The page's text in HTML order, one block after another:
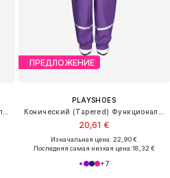
ПРЕДЛОЖЕНИЕ
PLAYSHOES
20,61 €
Изначальная цена: 22,90 €
Последняя самая низкая цена:18,32 €
+7